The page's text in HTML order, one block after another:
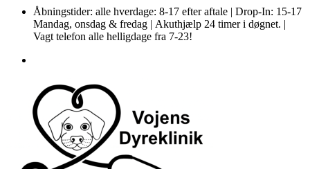
Åbningstider: alle hverdage: 8-17 efter aftale | Drop-In: 15-17
Mandag, onsdag & fredag | Akuthjælp 24 timer i døgnet. |
Vagt telefon alle helligdage fra 7-23!